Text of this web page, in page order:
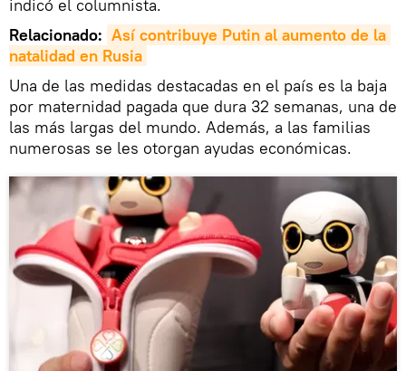
indicó el columnista.
Relacionado: Así contribuye Putin al aumento de la
natalidad en Rusia
Una de las medidas destacadas en el país es la baja
por maternidad pagada que dura 32 semanas, una de
las más largas del mundo. Además, a las familias
numerosas se les otorgan ayudas económicas.